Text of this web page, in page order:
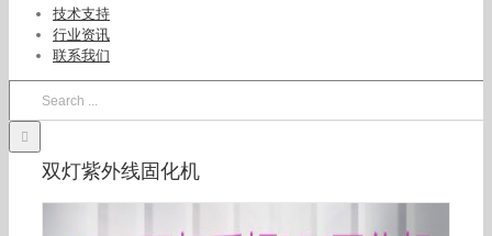
技术支持
行业资讯
联系我们
双灯紫外线固化机